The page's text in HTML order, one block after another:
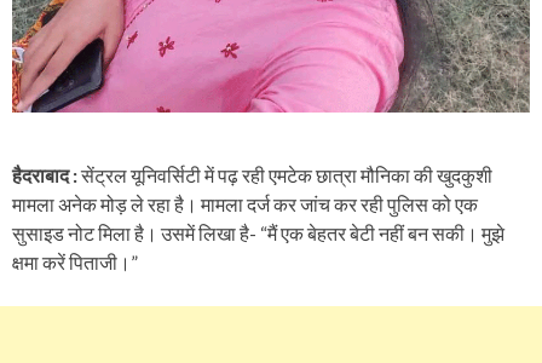
हैदराबाद :सेंट्रल यूनिवर्सिटी में पढ़ रही एमटेक छात्रा मौनिका की खुदकुशी
मामला अनेक मोड़ ले रहा है। मामला दर्ज कर जांच कर रही पुलिस को एक
सुसाइड नोट मिला है। उसमें लिखा है- “मैं एक बेहतर बेटी नहीं बन सकी। मुझे
क्षमा करें पिताजी।”